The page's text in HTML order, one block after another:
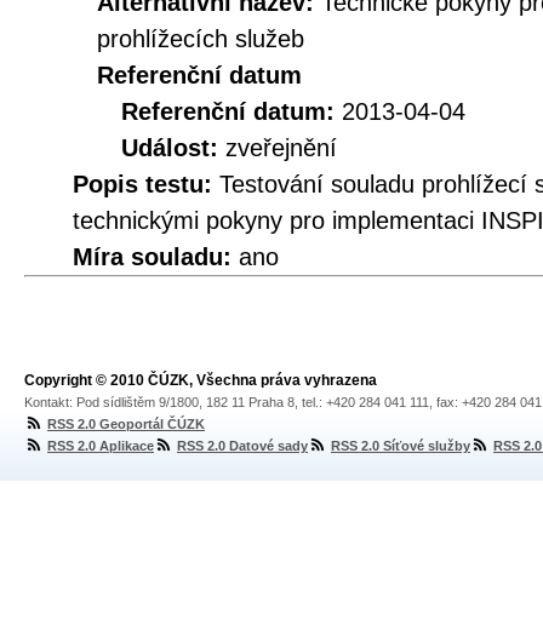
prohlížecích služeb
Referenční datum
Referenční datum: 2013-04-04
Událost: zveřejnění
Popis testu: Testování souladu prohlížecí
technickými pokyny pro implementaci
Míra souladu: ano
Copyright © 2010 ČÚZK, Všechna práva vyhrazena
Kontakt: Pod sídlištěm 9/1800, 182 11 Praha 8, tel.: +420 284 041 111, fax: +420 284
RSS 2.0 Geoportál ČÚZK
RSS 2.0 Aplikace
RSS 2.0 Datové sady RSS 2.0 Síťové služby RSS